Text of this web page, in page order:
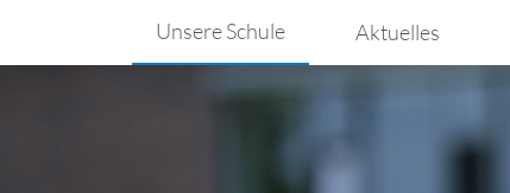
Unsere Schule Aktuelles